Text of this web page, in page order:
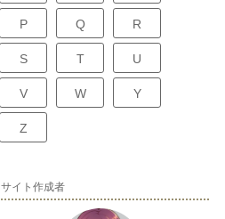
P Q R
S T U
V W Y
Z
サイト作成者